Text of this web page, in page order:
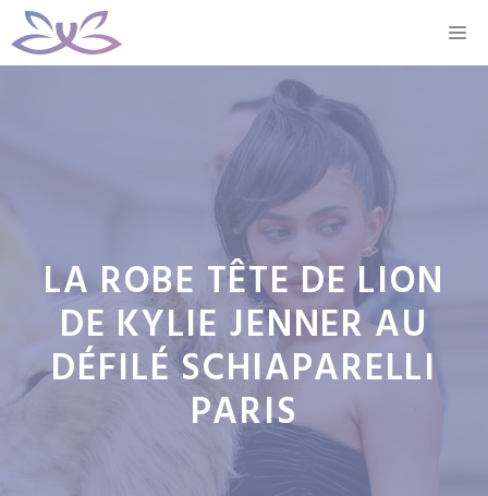
Aller
au
LA ROBE TÊTE DE LION
DE KYLIE JENNER AU
DÉFILÉ SCHIAPARELLI
PARIS